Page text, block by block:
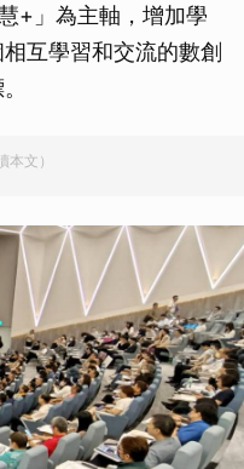
+」為主軸，增加學
互學習和交流的數創
本文）